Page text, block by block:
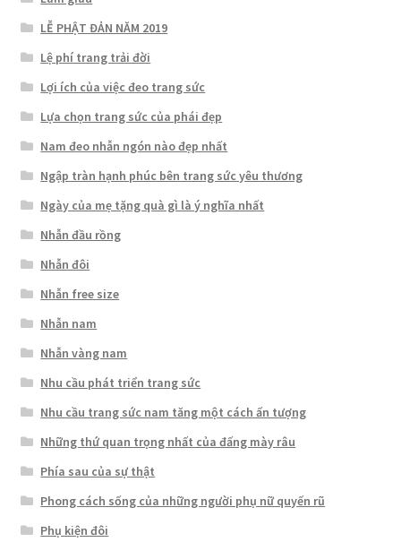
LỄ PHẬT ĐẢN NĂM 2019
Lệ phí trang trải đời
Lợi ích của việc đeo trang sức
Lựa chọn trang sức của phái đẹp
Nam đeo nhẫn ngón nào đẹp nhất
Ngập tràn hạnh phúc bên trang sức yêu thương
Ngày của mẹ tặng quà gì là ý nghĩa nhất
Nhẫn đầu rồng
Nhẫn đôi
Nhẫn free size
Nhẫn nam
Nhẫn vàng nam
Nhu cầu phát triển trang sức
Nhu cầu trang sức nam tăng một cách ấn tượng
Những thứ quan trọng nhất của đấng mày râu
Phía sau của sự thật
Phong cách sống của những người phụ nữ quyến rũ
Phụ kiện đôi